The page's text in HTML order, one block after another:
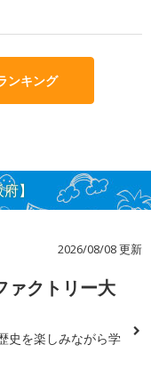
ンキング
】
2026/08/08 更新
ァクトリー大
史を楽しみながら学